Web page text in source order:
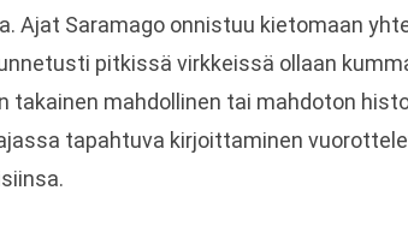
Ajat Saramago onnistuu kietomaan
pitkissä virkkeissä ollaan
takainen mahdollinen tai mahdoton
tapahtuva kirjoittaminen